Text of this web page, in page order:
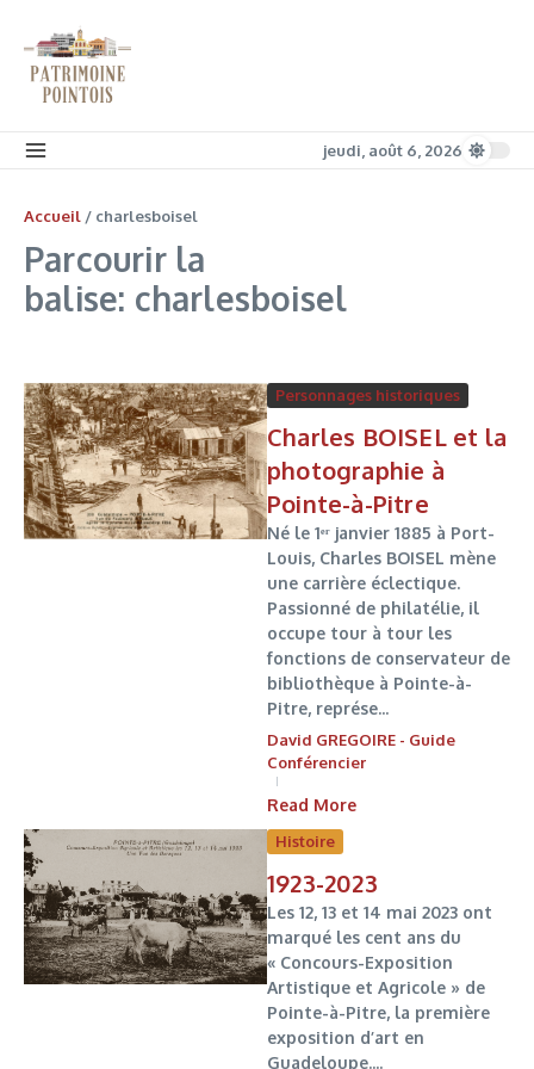
jeudi, août 6, 2026
Accueil / charlesboisel
Parcourir la
balise: charlesboisel
Personnages historiques
Charles BOISEL et la
photographie à
Pointe-à-Pitre
Né le 1ᵉʳ janvier 1885 à Port-
Louis, Charles BOISEL mène
une carrière éclectique.
Passionné de philatélie, il
occupe tour à tour les
fonctions de conservateur de
bibliothèque à Pointe-à-
Pitre, représe...
David GREGOIRE - Guide
Conférencier
Read More
Histoire
1923-2023
Les 12, 13 et 14 mai 2023 ont
marqué les cent ans du
« Concours-Exposition
Artistique et Agricole » de
Pointe-à-Pitre, la première
exposition d’art en
Guadeloupe....